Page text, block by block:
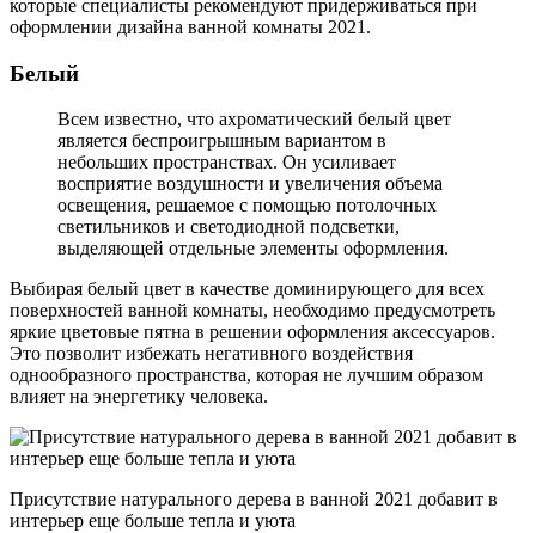
которые специалисты рекомендуют придерживаться при
оформлении дизайна ванной комнаты 2021.
Белый
Всем известно, что ахроматический белый цвет
является беспроигрышным вариантом в
небольших пространствах. Он усиливает
восприятие воздушности и увеличения объема
освещения, решаемое с помощью потолочных
светильников и светодиодной подсветки,
выделяющей отдельные элементы оформления.
Выбирая белый цвет в качестве доминирующего для всех
поверхностей ванной комнаты, необходимо предусмотреть
яркие цветовые пятна в решении оформления аксессуаров.
Это позволит избежать негативного воздействия
однообразного пространства, которая не лучшим образом
влияет на энергетику человека.
Присутствие натурального дерева в ванной 2021 добавит в
интерьер еще больше тепла и уюта